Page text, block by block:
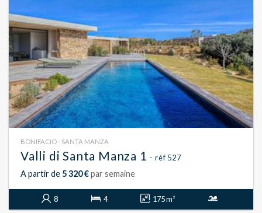
BONIFACIO - SANTA MANZA
Valli di Santa Manza 1 - réf 527
A partir de 5 320 €par semaine
8 4 175 m²